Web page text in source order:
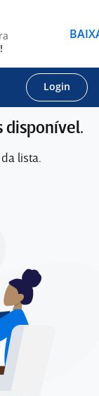
Login
disponível.
lista.